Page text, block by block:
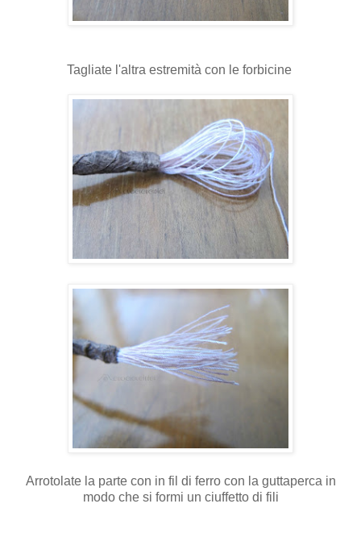
Tagliate l'altra estremità con le forbicine
Arrotolate la parte con in fil di ferro con la guttaperca in
modo che si formi un ciuffetto di fili